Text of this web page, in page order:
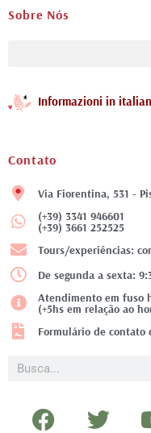
Sobre Nós
Informazioni in
Contato
Via Fiorentina, 531 -
(+39) 3341 946601
(+39) 3661 252525
Tours/experiências:
De segunda a sexta:
Atendimento em fuso
(+5hs em relação ao
Formulário de contato
Pesquisar
F
T